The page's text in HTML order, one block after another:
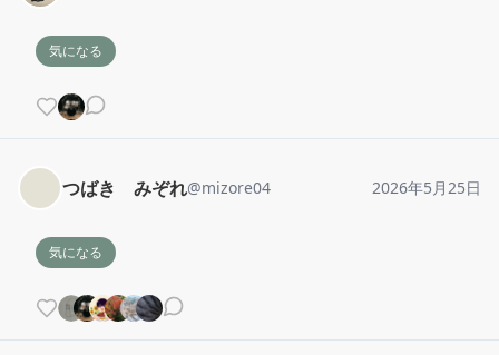
気になる
つばき みぞれ@mizore04 2026年5月25日
気になる